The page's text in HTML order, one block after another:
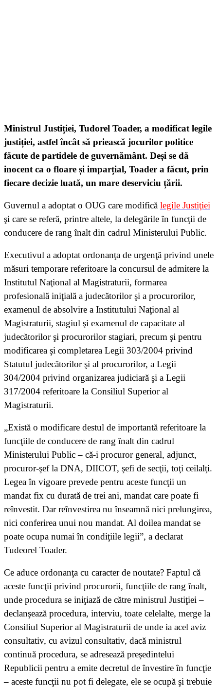
Ministrul Justiției, Tudorel Toader, a modificat legile
justiției, astfel încât să priească jocurilor politice
făcute de partidele de guvernământ. Deși se dă
inocent ca o floare și imparțial, Toader a făcut, prin
fiecare decizie luată, un mare deserviciu țării.
Guvernul a adoptat o OUG care modifică legile Justiţiei
şi care se referă, printre altele, la delegările în funcţii de
conducere de rang înalt din cadrul Ministerului Public.
Executivul a adoptat ordonanţa de urgenţă privind unele
măsuri temporare referitoare la concursul de admitere la
Institutul Naţional al Magistraturii, formarea
profesională iniţială a judecătorilor şi a procurorilor,
examenul de absolvire a Institutului Naţional al
Magistraturii, stagiul şi examenul de capacitate al
judecătorilor şi procurorilor stagiari, precum şi pentru
modificarea şi completarea Legii 303/2004 privind
Statutul judecătorilor şi al procurorilor, a Legii
304/2004 privind organizarea judiciară şi a Legii
317/2004 referitoare la Consiliul Superior al
Magistraturii.
„Există o modificare destul de importantă referitoare la
funcţiile de conducere de rang înalt din cadrul
Ministerului Public – că-i procuror general, adjunct,
procuror-şef la DNA, DIICOT, şefi de secţii, toţi ceilalţi.
Legea în vigoare prevede pentru aceste funcţii un
mandat fix cu durată de trei ani, mandat care poate fi
reînvestit. Dar reînvestirea nu înseamnă nici prelungirea,
nici conferirea unui nou mandat. Al doilea mandat se
poate ocupa numai în condiţiile legii”, a declarat
Tudeorel Toader.
Ce aduce ordonanţa cu caracter de noutate? Faptul că
aceste funcţii privind procurorii, funcţiile de rang înalt,
unde procedura se iniţiază de către ministrul Justiţiei –
declanşează procedura, interviu, toate celelalte, merge la
Consiliul Superior al Magistraturii de unde ia acel aviz
consultativ, cu avizul consultativ, dacă ministrul
continuă procedura, se adresează preşedintelui
Republicii pentru a emite decretul de învestire în funcţie
– aceste funcţii nu pot fi delegate, ele se ocupă şi trebuie